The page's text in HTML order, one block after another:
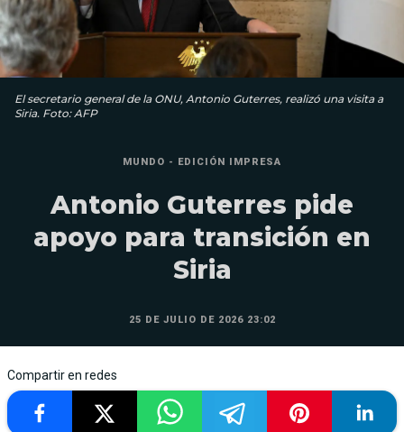
El secretario general de la ONU, Antonio Guterres, realizó una visita a
Siria. Foto: AFP
MUNDO - EDICIÓN IMPRESA
Antonio Guterres pide
apoyo para transición en
Siria
25 DE JULIO DE 2026 23:02
Compartir en redes